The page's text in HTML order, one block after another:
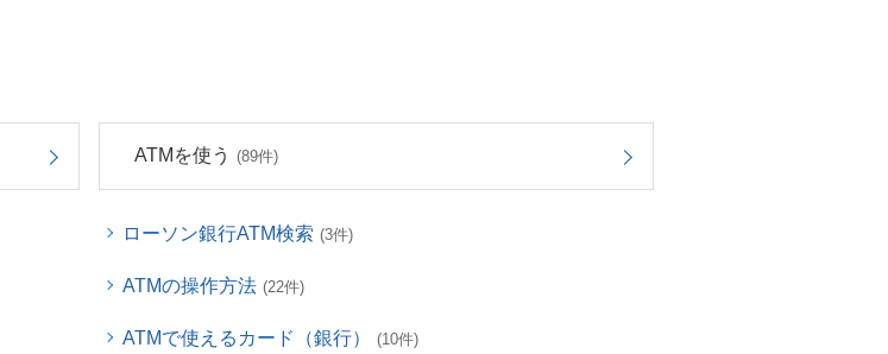
ATMを使う (89件)
ローソン銀行ATM検索 (3件)
ATMの操作方法 (22件)
ATMで使えるカード（銀行） (10件)